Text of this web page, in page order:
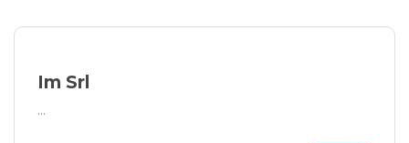
Im Srl
...